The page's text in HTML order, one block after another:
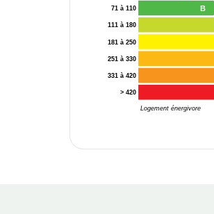
Logement énergivore
71 à 110 B
111 à 180
181 à 250
251 à 330
331 à 420
> 420